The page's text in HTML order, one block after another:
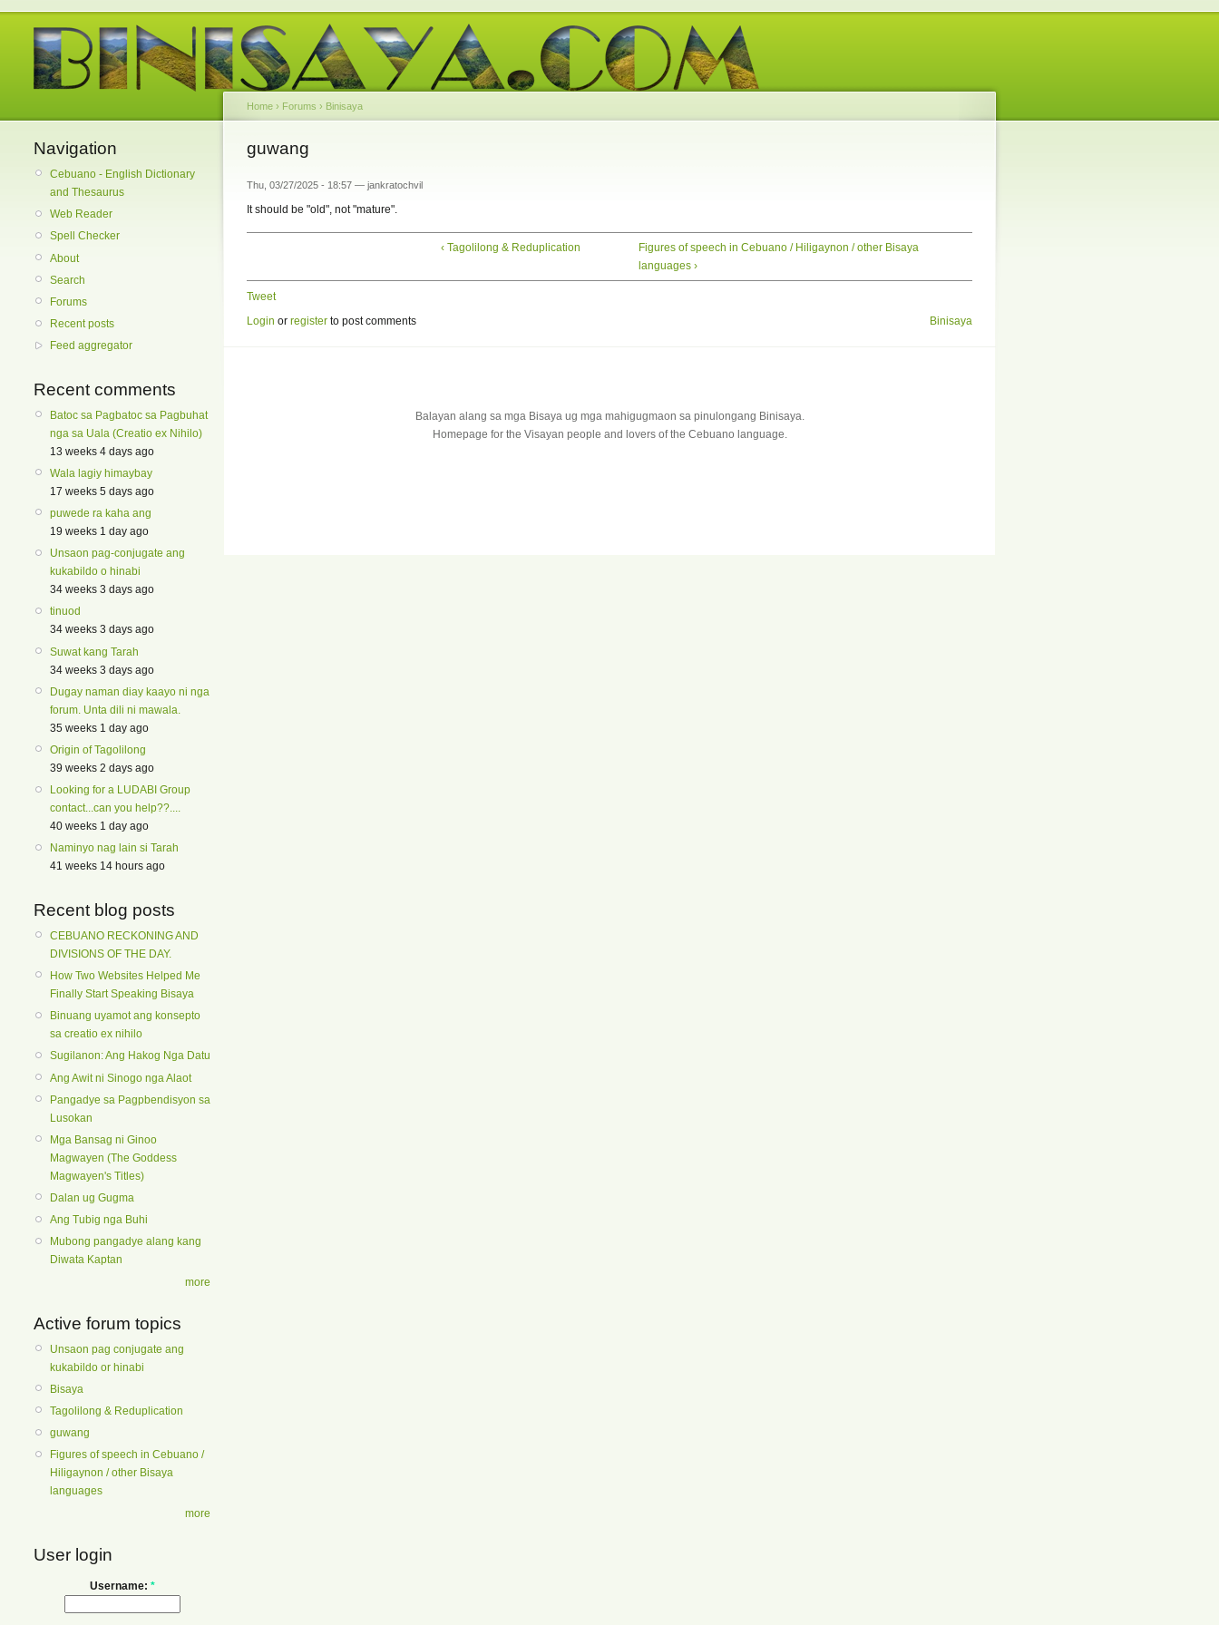
Navigation
Cebuano - English Dictionary
and Thesaurus
Web Reader
Spell Checker
About
Search
Forums
Recent posts
Feed aggregator
Recent comments
Batoc sa Pagbatoc sa Pagbuhat
nga sa Uala (Creatio ex Nihilo)
13 weeks 4 days ago
Wala lagiy himaybay
17 weeks 5 days ago
puwede ra kaha ang
19 weeks 1 day ago
Unsaon pag-conjugate ang
kukabildo o hinabi
34 weeks 3 days ago
tinuod
34 weeks 3 days ago
Suwat kang Tarah
34 weeks 3 days ago
Dugay naman diay kaayo ni nga
forum. Unta dili ni mawala.
35 weeks 1 day ago
Origin of Tagolilong
39 weeks 2 days ago
Looking for a LUDABI Group
contact...can you help??....
40 weeks 1 day ago
Naminyo nag lain si Tarah
41 weeks 14 hours ago
Recent blog posts
CEBUANO RECKONING AND
DIVISIONS OF THE DAY.
How Two Websites Helped Me
Finally Start Speaking Bisaya
Binuang uyamot ang konsepto
sa creatio ex nihilo
Sugilanon: Ang Hakog Nga Datu
Ang Awit ni Sinogo nga Alaot
Pangadye sa Pagpbendisyon sa
Lusokan
Mga Bansag ni Ginoo
Magwayen (The Goddess
Magwayen's Titles)
Dalan ug Gugma
Ang Tubig nga Buhi
Mubong pangadye alang kang
Diwata Kaptan
more
Active forum topics
Unsaon pag conjugate ang
kukabildo or hinabi
Bisaya
Tagolilong & Reduplication
guwang
Figures of speech in Cebuano /
Hiligaynon / other Bisaya
languages
more
User login
Username: *
Home › Forums › Binisaya
guwang
Thu, 03/27/2025 - 18:57 — jankratochvil
It should be "old", not "mature".
‹ Tagolilong & Reduplication
Figures of speech in Cebuano / Hiligaynon / other Bisaya
languages ›
Tweet
Binisaya
Login or register to post comments
Balayan alang sa mga Bisaya ug mga mahigugmaon sa pinulongang Binisaya.
Homepage for the Visayan people and lovers of the Cebuano language.